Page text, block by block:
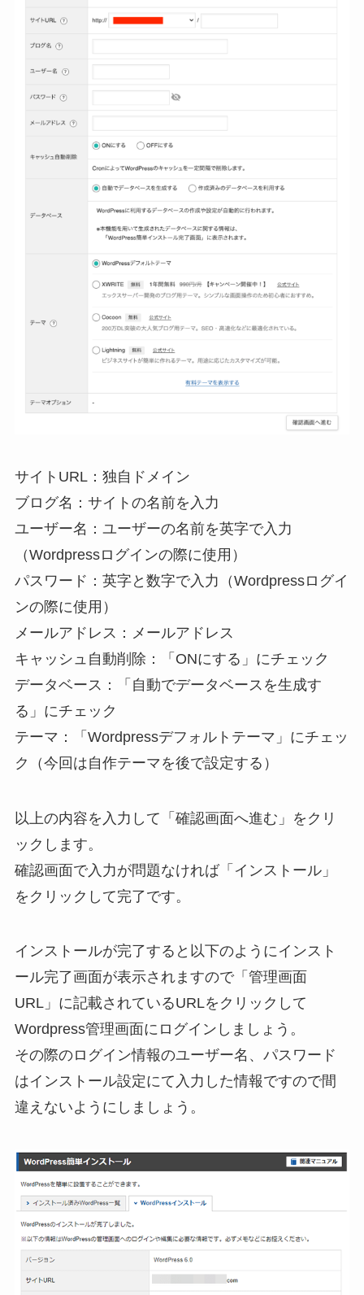
サイトURL：独自ドメイン
ブログ名：サイトの名前を入力
ユーザー名：ユーザーの名前を英字で入力
（Wordpressログインの際に使用）
パスワード：英字と数字で入力（Wordpressログイ
ンの際に使用）
メールアドレス：メールアドレス
キャッシュ自動削除：「ONにする」にチェック
データベース：「自動でデータベースを生成す
る」にチェック
テーマ：「Wordpressデフォルトテーマ」にチェッ
ク（今回は自作テーマを後で設定する）
以上の内容を入力して「確認画面へ進む」をクリ
ックします。
確認画面で入力が問題なければ「インストール」
をクリックして完了です。
インストールが完了すると以下のようにインスト
ール完了画面が表示されますので「管理画面
URL」に記載されているURLをクリックして
Wordpress管理画面にログインしましょう。
その際のログイン情報のユーザー名、パスワード
はインストール設定にて入力した情報ですので間
違えないようにしましょう。